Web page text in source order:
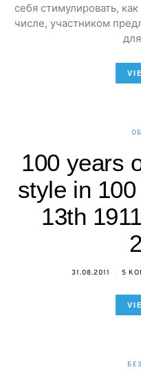
себя стимулировать,
числе, участником
100 years
style in
13th
31.08.2011 5